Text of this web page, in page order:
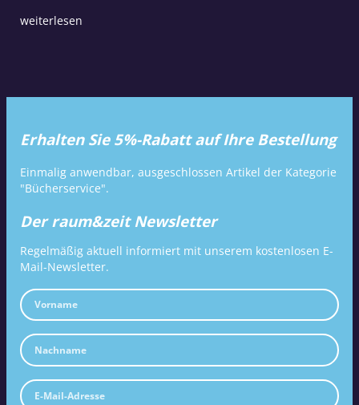
weiterlesen
Erhalten Sie 5%-Rabatt auf Ihre Bestellung
Einmalig anwendbar, ausgeschlossen Artikel der Kategorie
"Bücherservice".
Der raum&zeit Newsletter
Regelmäßig aktuell informiert mit unserem kostenlosen E-
Mail-Newsletter.